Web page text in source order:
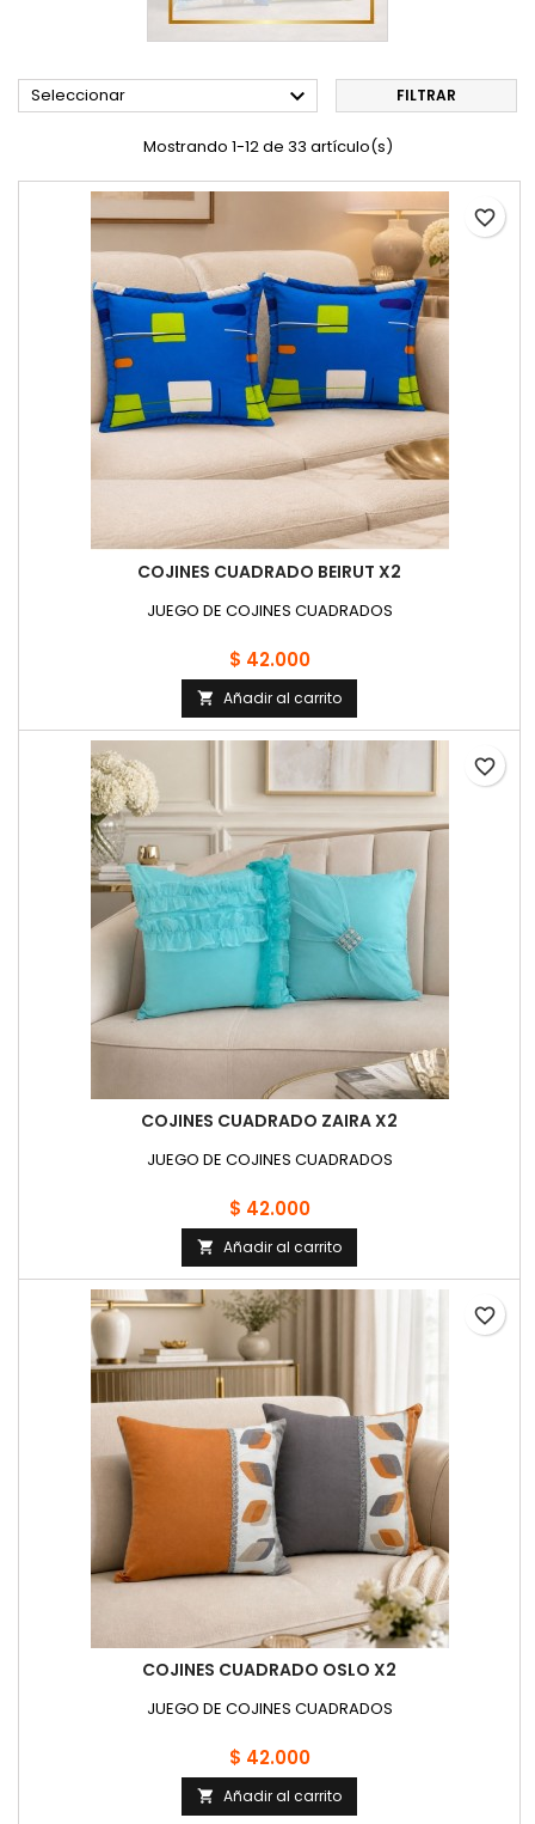
Seleccionar  FILTRAR
Mostrando 1-12 de 33 artículo(s)
COJINES CUADRADO BEIRUT X2
JUEGO DE COJINES CUADRADOS
$ 42.000
 Añadir al carrito
favorite_border
COJINES CUADRADO ZAIRA X2
JUEGO DE COJINES CUADRADOS
$ 42.000
 Añadir al carrito
favorite_border
COJINES CUADRADO OSLO X2
JUEGO DE COJINES CUADRADOS
$ 42.000
 Añadir al carrito
favorite_border